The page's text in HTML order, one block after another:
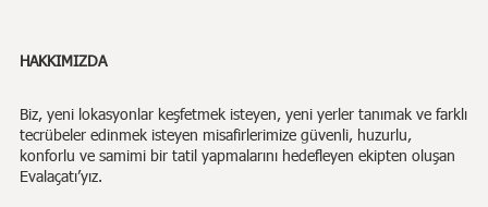
HAKKIMIZDA
Biz,yeni lokasyonlar keşfetmek isteyen, yeni yerler tanımak ve farklı
tecrübeler edinmek isteyen misafirlerimize güvenli, huzurlu,
konforlu ve samimi bir tatil yapmalarını hedefleyen ekipten oluşan
Evalaçatı’yız.